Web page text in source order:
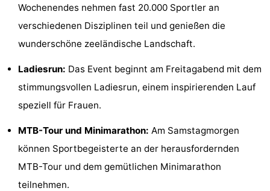
Meerpaal
Valkenisse
Zee,
Bos
Duin
Hotels
Zimmer
Frühstück)
Strand
Sehen
Wochenendes nehmen fast 20.000 Sportler an
verschiedenen Disziplinen teil und genießen die
wunderschöne zeeländische Landschaft.
Ladiesrun: Das Event beginnt am Freitagabend mit dem
stimmungsvollen Ladiesrun, einem inspirierenden Lauf
speziell für Frauen.
MTB-Tour und Minimarathon: Am Samstagmorgen
können Sportbegeisterte an der herausfordernden
MTB-Tour und dem gemütlichen Minimarathon
teilnehmen.